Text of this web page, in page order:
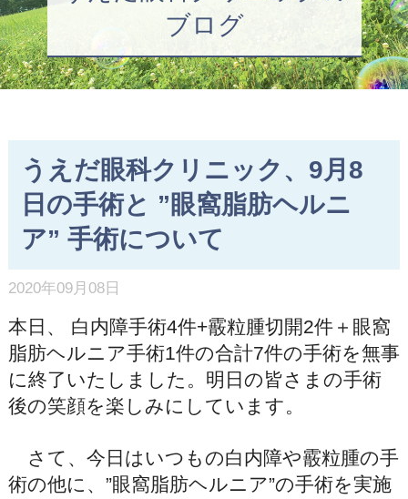
ブログ
うえだ眼科クリニック、9月8
日の手術と ”眼窩脂肪ヘルニ
ア” 手術について
2020年09月08日
本日、 白内障手術4件+霰粒腫切開2件＋眼窩
脂肪ヘルニア手術1件の合計7件の手術を無事
に終了いたしました。明日の皆さまの手術
後の笑顔を楽しみにしています。
さて、今日はいつもの白内障や霰粒腫の手
術の他に、”眼窩脂肪ヘルニア”の手術を実施